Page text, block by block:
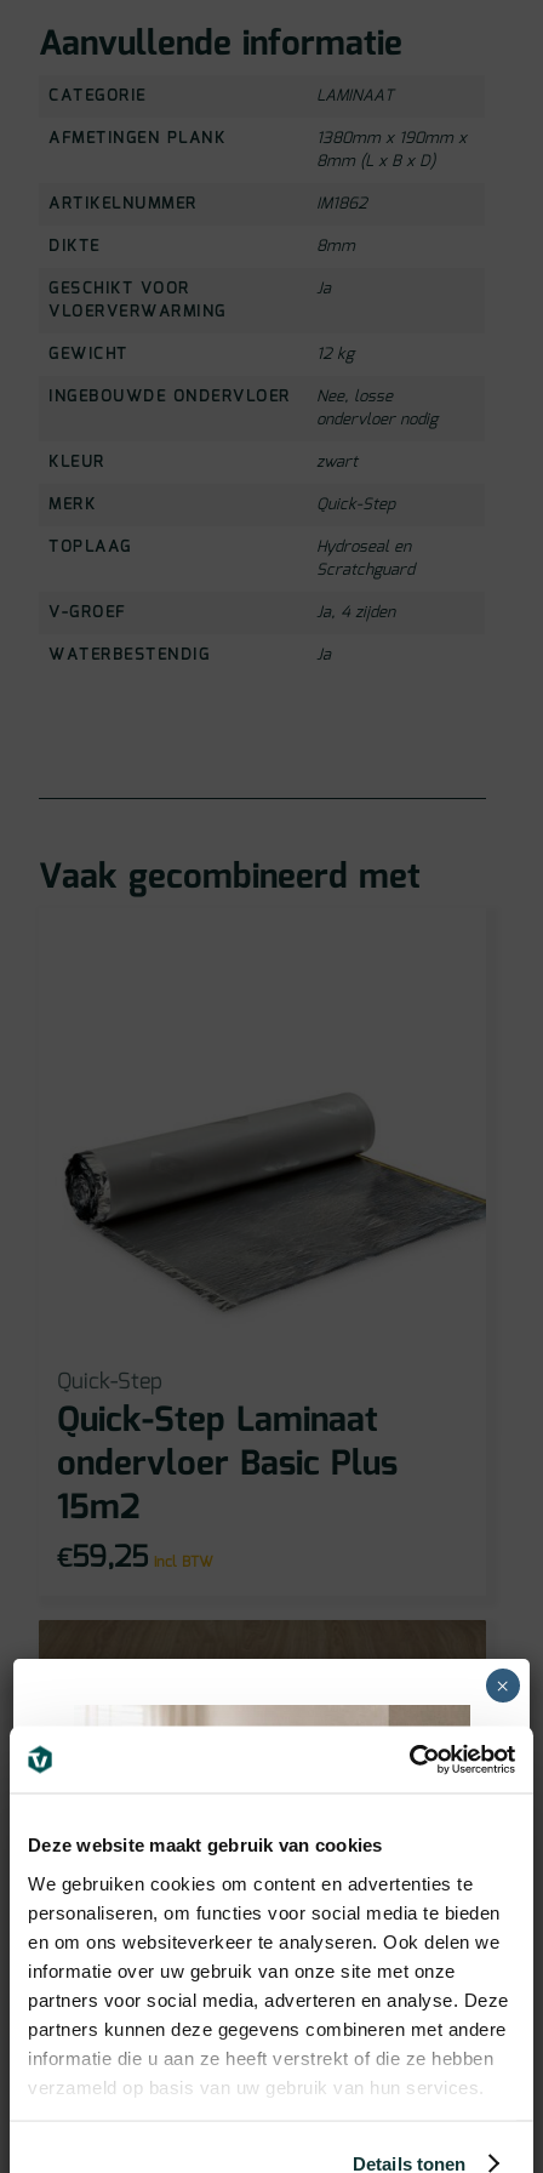
Deze website maakt gebruik van cookies
We gebruiken cookies om content en advertenties te
personaliseren, om functies voor social media te bieden
en om ons websiteverkeer te analyseren. Ook delen we
informatie over uw gebruik van onze site met onze
partners voor social media, adverteren en analyse. Deze
partners kunnen deze gegevens combineren met andere
informatie die u aan ze heeft verstrekt of die ze hebben
verzameld op basis van uw gebruik van hun services.
Details tonen
Aanvullende informatie
CATEGORIE
LAMINAAT
AFMETINGEN PLANK
1380mm x 190mm x
8mm (L x B x D)
ARTIKELNUMMER
IM1862
DIKTE
8mm
GESCHIKT VOOR
VLOERVERWARMING
Ja
GEWICHT
12 kg
INGEBOUWDE ONDERVLOER
Nee, losse
ondervloer nodig
KLEUR
zwart
MERK
Quick-Step
TOPLAAG
Hydroseal en
Scratchguard
V-GROEF
Ja, 4 zijden
WATERBESTENDIG
Ja
Vaak gecombineerd met
Quick-Step
Quick-Step Laminaat
ondervloer Basic Plus
15m2
€59,25 incl BTW
Quick-Step
×